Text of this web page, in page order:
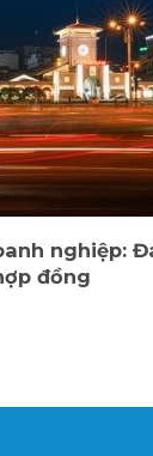
nghiệp:
đồng